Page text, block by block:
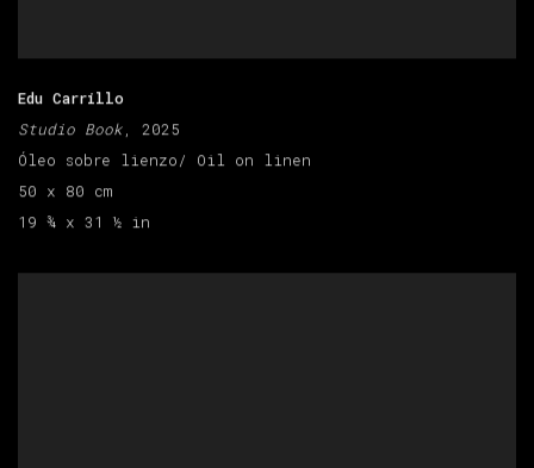
Edu Carrillo
Studio Book, 2025
Óleo sobre lienzo/ Oil on linen
50 x 80 cm
19 ¾ x 31 ½ in